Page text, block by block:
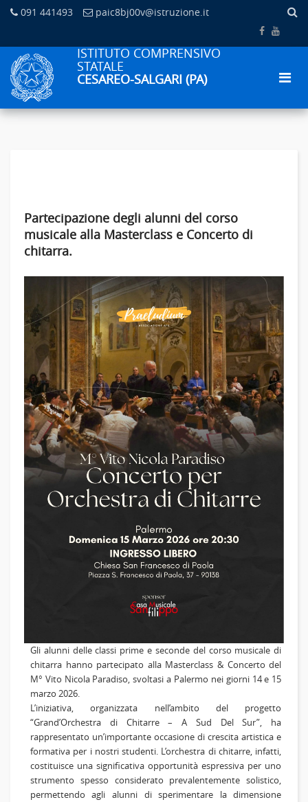
091 441493 paic8bj00v@istruzione.it
ISTITUTO COMPRENSIVO
STATALE
CESAREO-SALGARI (PA)
Partecipazione degli alunni del corso
musicale alla Masterclass e Concerto di
chitarra.
Gli alunni delle classi prime e seconde del corso musicale di
chitarra hanno partecipato alla Masterclass & Concerto del
M° Vito Nicola Paradiso, svoltasi a Palermo nei giorni 14 e 15
marzo 2026.
L’iniziativa, organizzata nell’ambito del progetto
“Grand’Orchestra di Chitarre – A Sud Del Sur”, ha
rappresentato un’importante occasione di crescita artistica e
formativa per i nostri studenti. L’orchestra di chitarre, infatti,
costituisce una significativa opportunità espressiva per uno
strumento spesso considerato prevalentemente solistico,
permettendo agli alunni di sperimentare la dimensione